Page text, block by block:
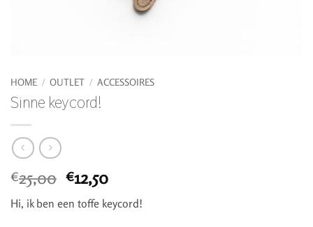
HOME / OUTLET / ACCESSOIRES
Sinne keycord!
€25,00 Oorspronkelijke
prijs
was:
€12,50Huidige
prijs
is:
Hi, ik ben een toffe keycord!